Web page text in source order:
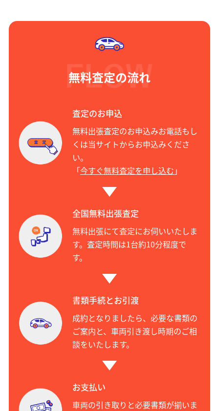
無料査定の流れ
査定のお申込
無料出張査定のお申込みお電話もし
くは当サイトからお申込みくださ
い。
「今すぐ無料査定を申し込む 」
全国無料出張査定
無料出張にて査定にお伺いいたしま
す。査定時間は1台約10分程度で
す。
書類手続とお引渡
成約となりましたら、必要な書類の
ご案内と、車両引き渡し時期のご相
談をいたします。
お支払い
車両の引き取りと必要書類が揃いま